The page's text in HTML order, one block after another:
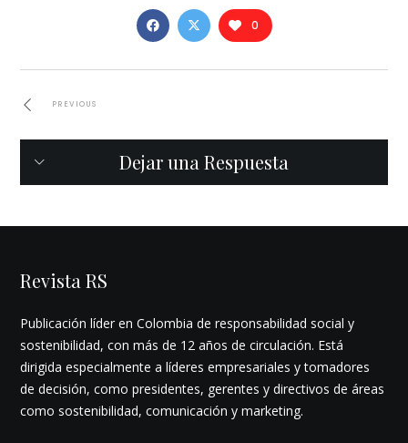
0
PREVIOUS
Dejar una Respuesta
Revista RS
Publicación líder en Colombia de responsabilidad social y
sostenibilidad, con más de 12 años de circulación. Está
dirigida especialmente a líderes empresariales y tomadores
de decisión, como presidentes, gerentes y directivos de áreas
como sostenibilidad, comunicación y marketing.